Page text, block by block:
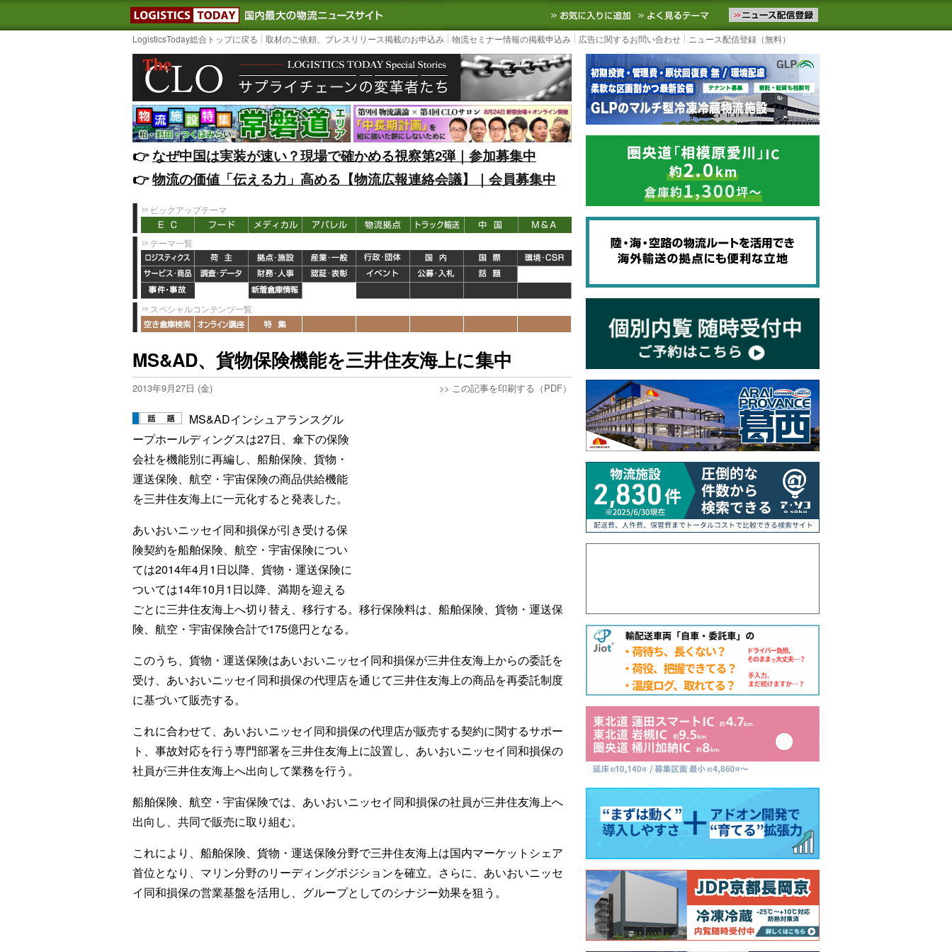
LOGISTICS TODAY｜国内最大の物流ニュースサイト3PL, SCMなど国内外の最新の物流ニュースをお届けします。物流ニュースメール配信を登録す
お気に入りに追加 よく見るテーマ
LogisticsToday総合トップに戻る 取材のご依頼、プレスリリース掲載のお申込み 物流セミナー情報の掲載申込み 広告に関するお問い合わせ ニュース配信登録（無料）
👉️なぜ中国は実装が速い？現場で確かめる視察第2弾｜参加募集中
👉️物流の価値「伝える力」高める【物流広報連絡会議】｜会員募集中
ピックアップテーマ
テーマ一覧
スペシャルコンテンツ一覧
MS&AD、貨物保険機能を三井住友海上に集中
2013年9月27日 (金) >> この記事を印刷する（PDF）
MS&ADインシュアランスグル
ープホールディングスは27日、傘下の保険
会社を機能別に再編し、船舶保険、貨物・
運送保険、航空・宇宙保険の商品供給機能
を三井住友海上に一元化すると発表した。
あいおいニッセイ同和損保が引き受ける保
険契約を船舶保険、航空・宇宙保険につい
ては2014年4月1日以降、貨物・運送保険に
ついては14年10月1日以降、満期を迎える
ごとに三井住友海上へ切り替え、移行する。移行保険料は、船舶保険、貨物・運送保
険、航空・宇宙保険合計で175億円となる。
このうち、貨物・運送保険はあいおいニッセイ同和損保が三井住友海上からの委託を
受け、あいおいニッセイ同和損保の代理店を通じて三井住友海上の商品を再委託制度
に基づいて販売する。
これに合わせて、あいおいニッセイ同和損保の代理店が販売する契約に関するサポー
ト、事故対応を行う専門部署を三井住友海上に設置し、あいおいニッセイ同和損保の
社員が三井住友海上へ出向して業務を行う。
船舶保険、航空・宇宙保険では、あいおいニッセイ同和損保の社員が三井住友海上へ
出向し、共同で販売に取り組む。
これにより、船舶保険、貨物・運送保険分野で三井住友海上は国内マーケットシェア
首位となり、マリン分野のリーディングポジションを確立。さらに、あいおいニッセ
イ同和損保の営業基盤を活用し、グループとしてのシナジー効果を狙う。